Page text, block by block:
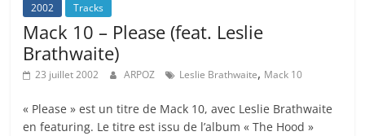
2002 Tracks
Mack 10 – Please (feat. Leslie
Brathwaite)
23 juillet 2002 ARPOZ Leslie Brathwaite, Mack 10
« Please » est un titre de Mack 10, avec Leslie Brathwaite
en featuring. Le titre est issu de l’album « The Hood »